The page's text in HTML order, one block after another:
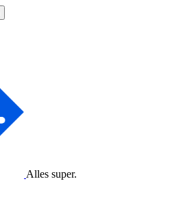
Alles super.